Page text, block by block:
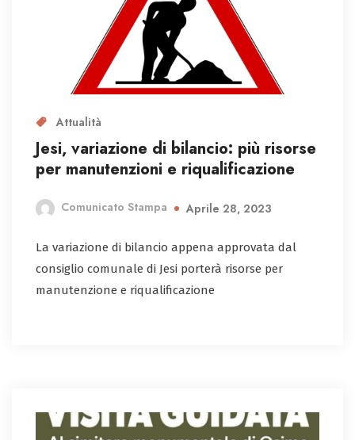
Attualità
Jesi, variazione di bilancio: più risorse
per manutenzioni e riqualificazione
Comunicato Stampa Aprile 28, 2023
La variazione di bilancio appena approvata dal
consiglio comunale di Jesi porterà risorse per
manutenzione e riqualificazione